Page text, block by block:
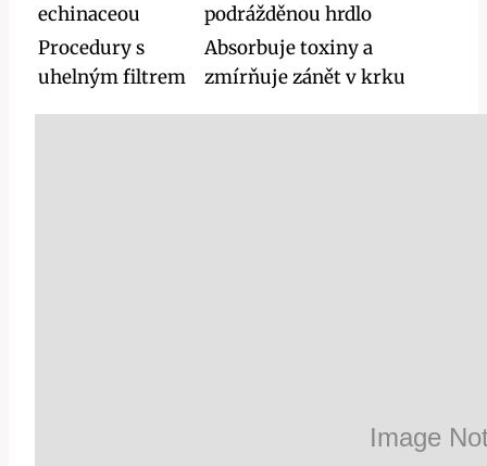
echinaceou
podrážděnou hrdlo
Procedury s‍
uhelným filtrem
Absorbuje ⁣toxiny a
zmírňuje ‌zánět v krku